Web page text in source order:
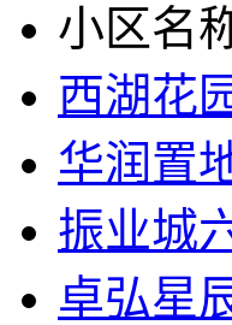
小区名
西湖花
华润置
振业城
卓弘星